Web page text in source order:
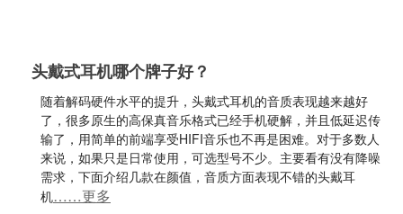
头戴式耳机哪个牌子好？
随着解码硬件水平的提升，头戴式耳机的音质表现越来越好
了，很多原生的高保真音乐格式已经手机硬解，并且低延迟传
输了，用简单的前端享受HIFI音乐也不再是困难。对于多数人
来说，如果只是日常使用，可选型号不少。主要看有没有降噪
需求，下面介绍几款在颜值，音质方面表现不错的头戴耳
机……更多